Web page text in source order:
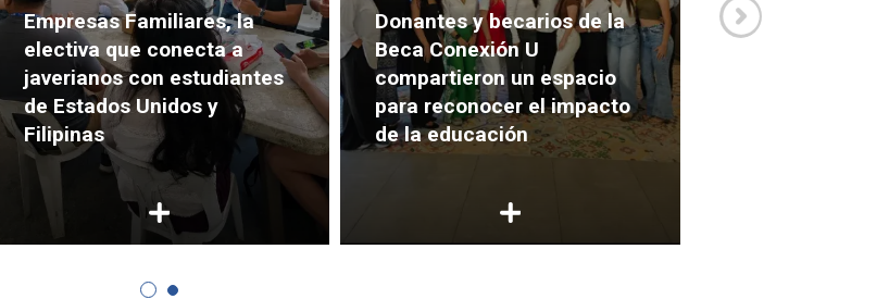
Empresas Familiares, la
electiva que conecta a
javerianos con estudiantes
de Estados Unidos y
Filipinas
Donantes y becarios de la
Beca Conexión U
compartieron un espacio
para reconocer el impacto
de la educación
3 de Agosto de 2026